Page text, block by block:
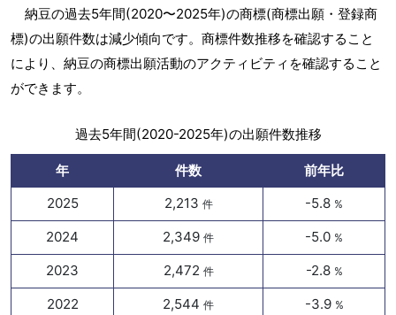
納豆の過去5年間(2020〜2025年)の商標(商標出願・登録商
標)の出願件数は減少傾向です。商標件数推移を確認すること
により、納豆の商標出願活動のアクティビティを確認すること
ができます。
過去5年間(2020-2025年)の出願件数推移
年 件数
前年比
2025
2,213 件 -5.8 %
2024 2,349 件 -5.0 %
2023 2,472 件 -2.8 %
2022 2,544 件 -3.9 %